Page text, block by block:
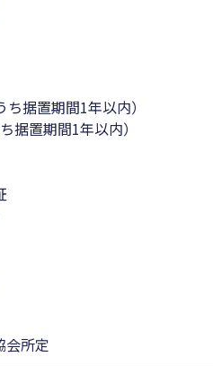
据置期間1年以内）
据置期間1年以内）
会所定